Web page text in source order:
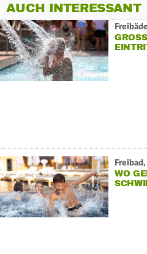
AUCH INTERESSANT
WO